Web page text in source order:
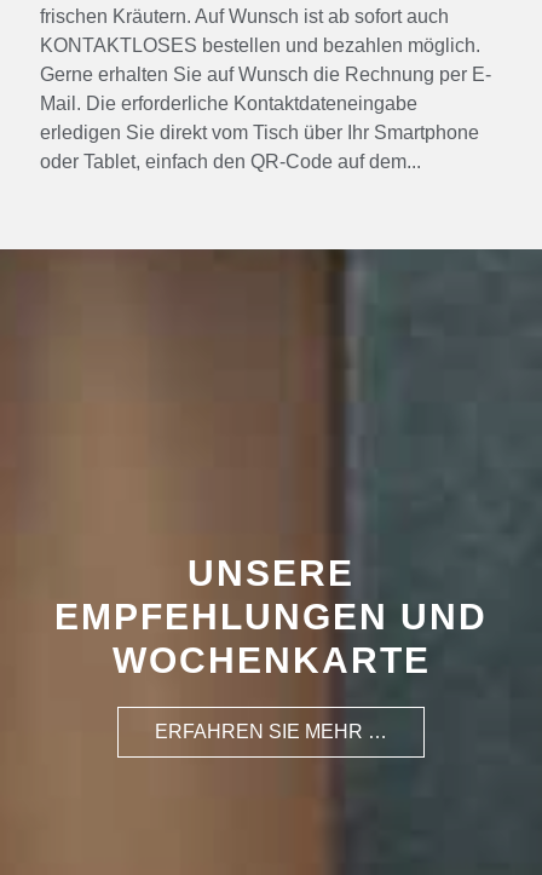
frischen Kräutern. Auf Wunsch ist ab sofort auch
KONTAKTLOSES bestellen und bezahlen möglich.
Gerne erhalten Sie auf Wunsch die Rechnung per E-
Mail. Die erforderliche Kontaktdateneingabe
erledigen Sie direkt vom Tisch über Ihr Smartphone
oder Tablet, einfach den QR-Code auf dem...
UNSERE
EMPFEHLUNGEN UND
WOCHENKARTE
ERFAHREN SIE MEHR …